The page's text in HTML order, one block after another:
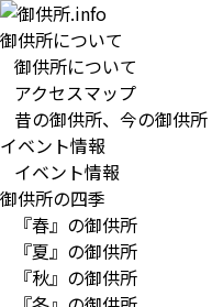
御供所について
御供所について
アクセスマップ
昔の御供所、今の御供所
イベント情報
イベント情報
御供所の四季
『春』の御供所
『夏』の御供所
『秋』の御供所